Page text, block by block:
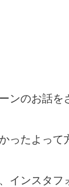
ンのお話を
ったよって
インスタフ